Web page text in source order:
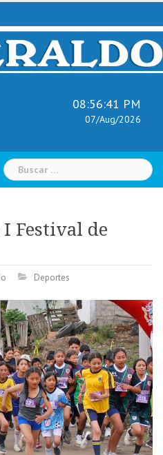
08:56:42 PM
07/Aug/2026
Buscar:
Festival de
Deportes